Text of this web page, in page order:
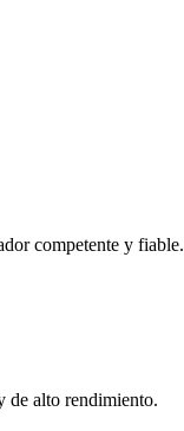
competente y fiable.
de alto rendimiento.